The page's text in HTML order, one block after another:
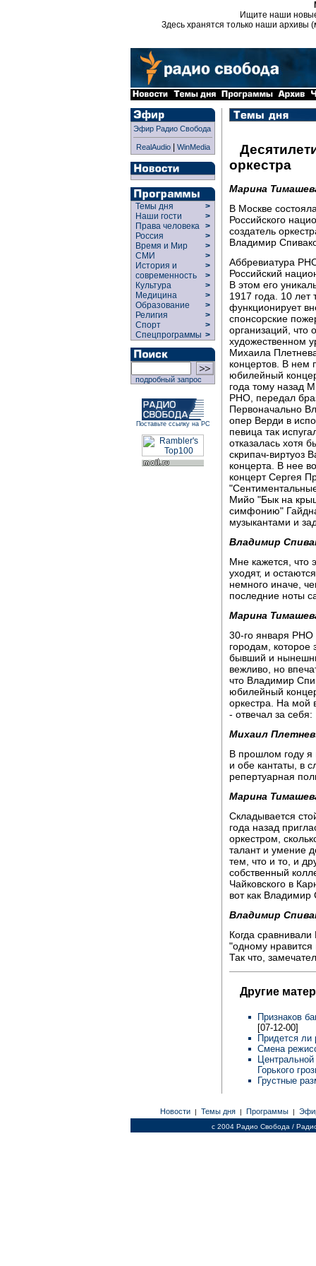
Ищите наши
Здесь хранятся только наши архивы
Эфир Радио Свобода
RealAudio| WinMedia
Темы дня
>
Наши гости
>
Права человека >
Россия
>
Время и Мир
>
СМИ
>
История и
современность
>
>
Культура
>
Медицина
>
Образование
>
Религия
>
Спорт
>
Спецпрограммы >
подробный запрос
Поставьте ссылку на РС
оркестра
Марина
В Москве
Российского
создатель
Владимир
Аббревиатура
Российский
В этом его
1917 года. 10 лет
функционирует
спонсорские
организаций, что
художественном
Михаила
концертов. В нем
юбилейный
года тому назад
РНО, передал
Первоначально
опер Верди в
певица так
отказалась хотя
скрипач-виртуоз
концерта. В нее
концерт Сергея
Мийо "Бык на
симфонию"
музыкантами и
Владимир
Мне кажется, что
уходят, и
немного иначе,
последние ноты
Марина
30-го января РНО
городам,
бывший и
вежливо, но
что Владимир
юбилейный
оркестра. На мой
- отвечал за себя:
Михаил
В прошлом году
и обе кантаты, в
репертуарная
Марина
Складывается
года назад
оркестром,
талант и умение
тем, что и то, и
собственный
Чайковского в
вот как Владимир
Владимир
Когда
"одному нравится
Так что,
Другие
Признаков
[07-12-00]
Придется ли
Смена
Горького
Грустные
Новости | Темы дня | Программы |
c 2004 Радио Свобода /